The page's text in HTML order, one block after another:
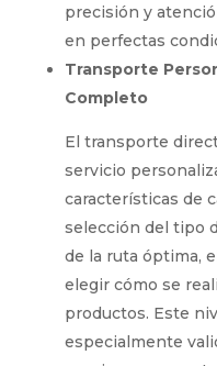
precisión y
en perfectas
Transporte
Completo
El transporte
servicio
características de
selección del tipo
de la ruta óptima,
elegir cómo se
productos. Este
especialmente